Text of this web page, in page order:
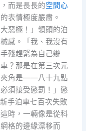
而是長長的空間心
表情極度嚴肅。
惡極！」領頭的泊
感。「我、我沒有
殘趕緊為自己辯
？那是在第三次元
夾角是——八十九點
須接受懲罰！」懲
手泊車七百次失敗
時，一輛像是從科
格的邊緣漂移而